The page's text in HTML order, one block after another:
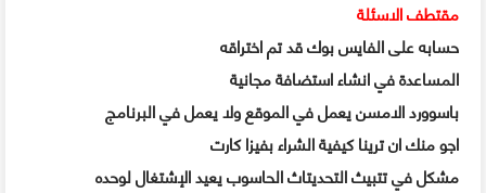
مقتطف الاسئلة
حسابه على الفايس بوك قد تم اختراقه
المساعدة في انشاء استضافة مجانية
باسوورد الامسن يعمل في الموقع ولا يعمل في البرنامج
اجو منك ان ترينا كيفية الشراء بفيزا كارت
مشكل في تتبيث التحديتاث الحاسوب يعيد الإشتغال لوحده